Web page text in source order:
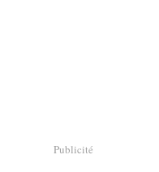
Publicité